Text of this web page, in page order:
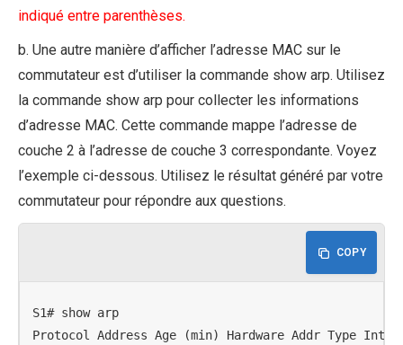
indiqué entre parenthèses.
b. Une autre manière d’afficher l’adresse MAC sur le
commutateur est d’utiliser la commande show arp. Utilisez
la commande show arp pour collecter les informations
d’adresse MAC. Cette commande mappe l’adresse de
couche 2 à l’adresse de couche 3 correspondante. Voyez
l’exemple ci-dessous. Utilisez le résultat généré par votre
commutateur pour répondre aux questions.
COPY
S1# show arp
Protocol Address Age (min) Hardware Addr Type